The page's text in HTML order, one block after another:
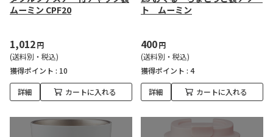
ムーミン CPF20
1,012円
(送料別・税込)
獲得ポイント : 10
詳細 カートに入れる
ト ムーミン
400円
(送料別・税込)
獲得ポイント : 4
詳細 カートに入れる